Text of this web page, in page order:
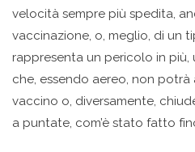
velocità sempre più spedita,
vaccinazione, o, meglio, di un
rappresenta un pericolo in più,
che, essendo aereo, non potrà
vaccino o, diversamente,
a puntate, com’è stato fatto